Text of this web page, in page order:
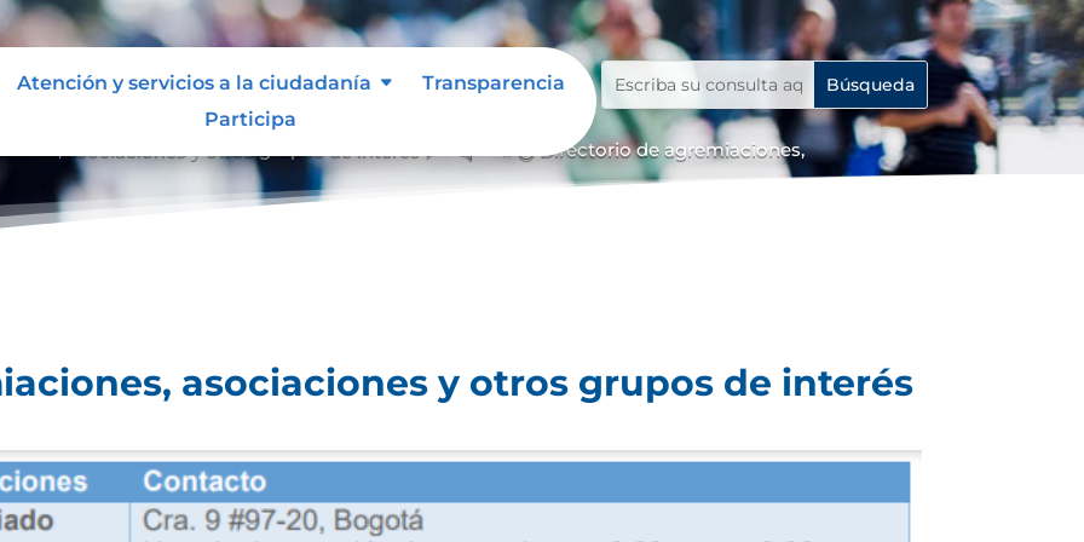
Atención y servicios a la ciudadanía
Transparencia
Participa
asociaciones y otros grupos de interés
Directorio de agremiaciones,
asociaciones y otros grupos de interés